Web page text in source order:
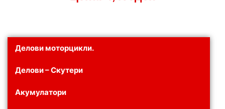
Делови моторцикли.
Делови – Скутери
Акумулатори